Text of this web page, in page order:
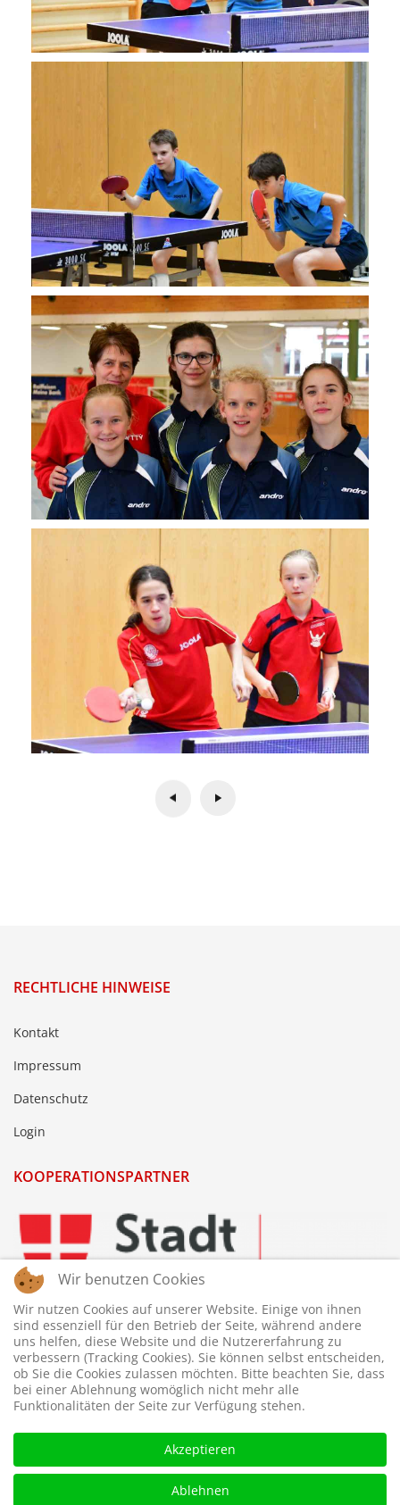
RECHTLICHE HINWEISE
Kontakt
Impressum
Datenschutz
Login
KOOPERATIONSPARTNER
© 2026 © WTTV - Wiener Tischtennis Verband. Gestaltet und
Wir benutzen Cookies
Wir nutzen Cookies auf unserer Website. Einige von ihnen
sind essenziell für den Betrieb der Seite, während andere
uns helfen, diese Website und die Nutzererfahrung zu
verbessern (Tracking Cookies). Sie können selbst entscheiden,
ob Sie die Cookies zulassen möchten. Bitte beachten Sie, dass
bei einer Ablehnung womöglich nicht mehr alle
Funktionalitäten der Seite zur Verfügung stehen.
Akzeptieren
Ablehnen